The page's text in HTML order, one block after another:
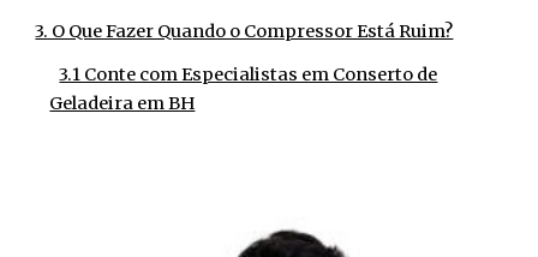
3. O Que Fazer Quando o Compressor Está Ruim?
3.1 Conte com Especialistas em Conserto de
Geladeira em BH